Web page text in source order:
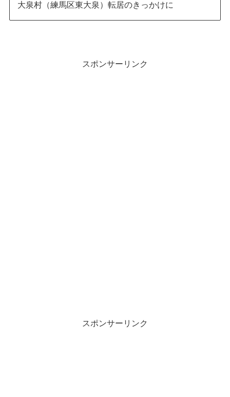
大泉村（練馬区東大泉）転居のきっかけに
スポンサーリンク
スポンサーリンク